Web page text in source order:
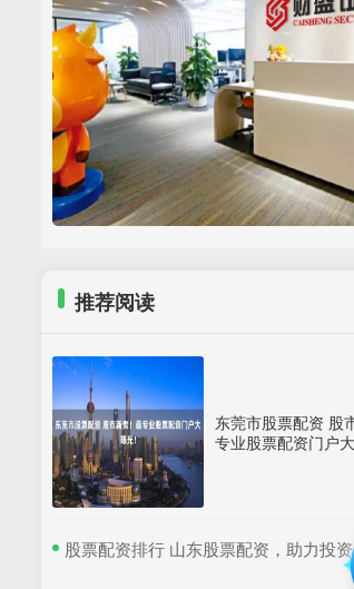
推荐阅读
东莞市股票配资 股
专业股票配资门户
股票配资排行 山东股票配资，助力投资